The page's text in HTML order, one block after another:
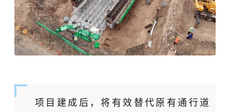
项目建成后，将有效替代原有通行道